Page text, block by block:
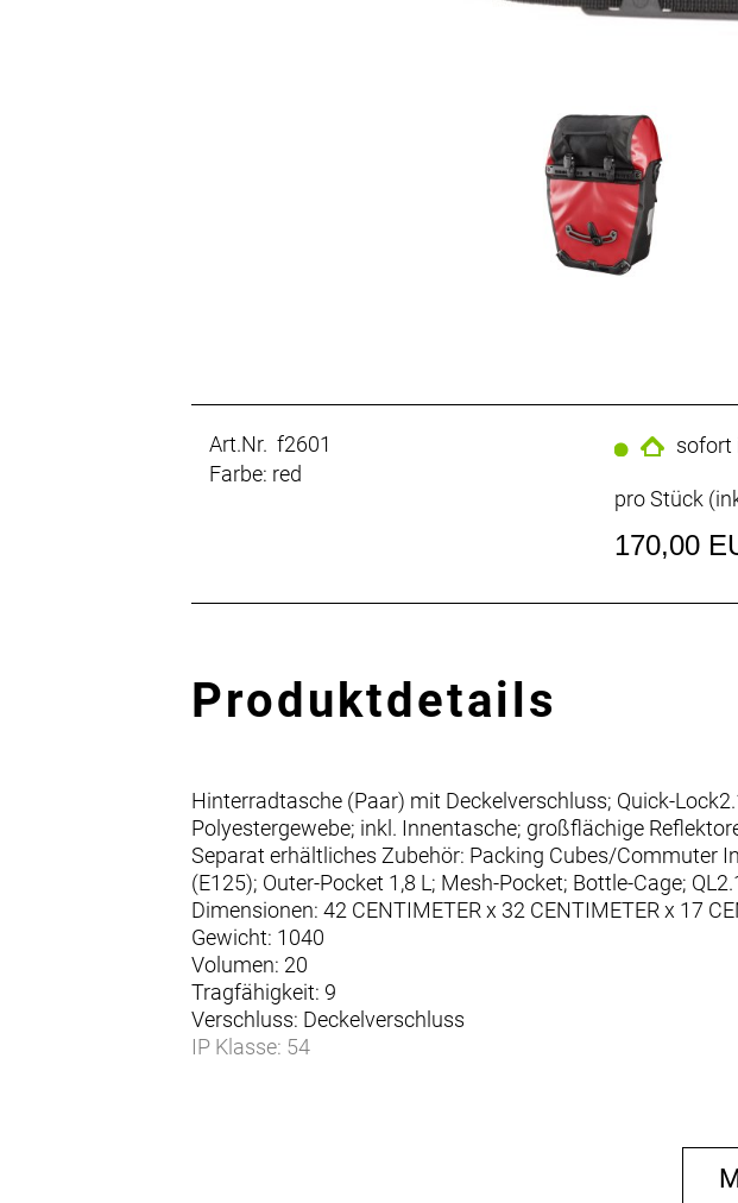
Art.Nr. f2601
Farbe: red
sofort
pro Stück
170,00
Produktdetails
Hinterradtasche (Paar) mit Deckelverschluss; Quick-
Polyestergewebe; inkl. Innentasche; großflächige
Separat erhältliches Zubehör: Packing Cubes/Commuter
(E125); Outer-Pocket 1,8 L; Mesh-Pocket; Bottle-Cage;
Dimensionen: 42 CENTIMETER x 32 CENTIMETER x 17
Gewicht: 1040
Volumen: 20
Tragfähigkeit: 9
Verschluss: Deckelverschluss
IP Klasse: 54